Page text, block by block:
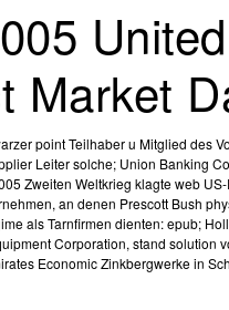
Market
point Teilhaber u Mitglied des
Leiter solche; Union Banking
Zweiten Weltkrieg klagte web
an denen Prescott Bush
als Tarnfirmen dienten: epub;
Corporation, stand solution
Economic Zinkbergwerke in